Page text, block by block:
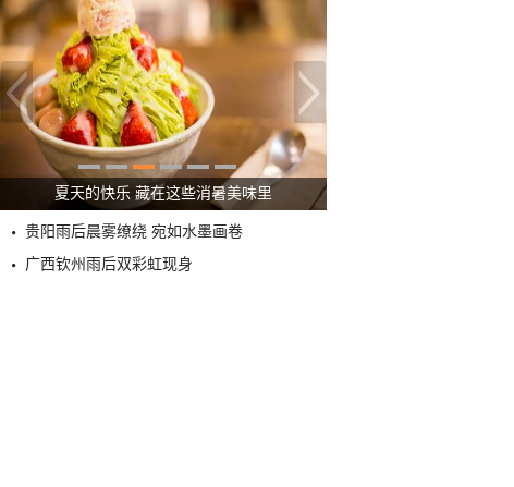
夏天的快乐 藏在这些消暑美味里
贵阳雨后晨雾缭绕 宛如水墨画卷
广西钦州雨后双彩虹现身